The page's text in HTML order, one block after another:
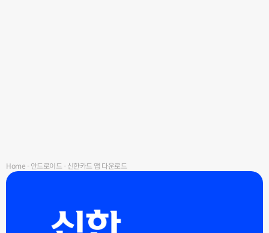
Home-안드로이드-신한카드 앱 다운로드